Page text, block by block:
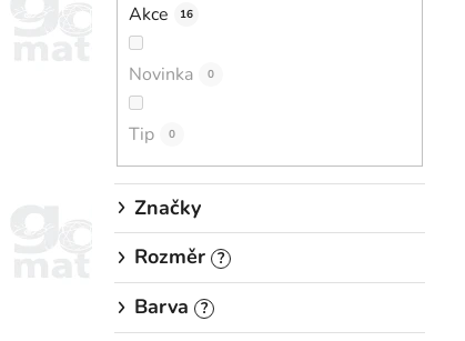
Akce 16
Novinka 0
Tip 0
Značky
Rozměr ?
Barva ?